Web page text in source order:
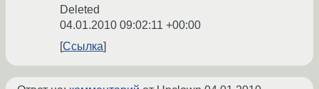
Deleted
04.01.2010 09:02:11 +00:00
Ссылка